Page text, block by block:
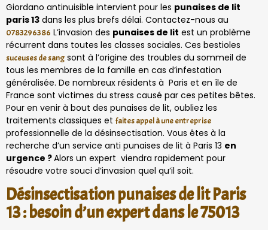
Giordano antinuisible intervient pour les punaises de lit
paris 13 dans les plus brefs délai. Contactez-nous au
0783296386 L’invasion des punaises de lit est un problème
récurrent dans toutes les classes sociales. Ces bestioles
suceuses de sang sont à l’origine des troubles du sommeil de
tous les membres de la famille en cas d’infestation
généralisée. De nombreux résidents à Paris et en île de
France sont victimes du stress causé par ces petites bêtes.
Pour en venir à bout des punaises de lit, oubliez les
traitements classiques et faites appel à une entreprise
professionnelle de la désinsectisation. Vous êtes à la
recherche d’un service anti punaises de lit à Paris 13 en
urgence ?Alors un expert viendra rapidement pour
résoudre votre souci d’invasion quel qu’il soit.
Désinsectisation punaises de lit Paris
13 : besoin d’un expert dans le 75013